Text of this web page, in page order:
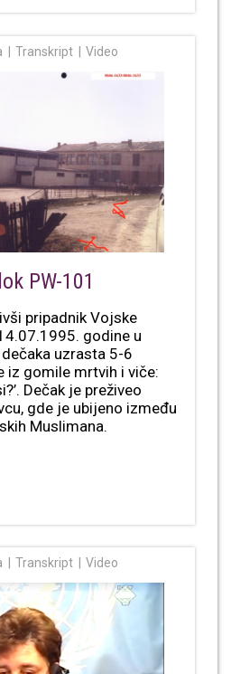
Transkript Video
PW-101
pripadnik Vojske
godine u
uzrasta 5-6
iz gomile mrtvih i viče:
Dečak je preživeo
gde je ubijeno između
Muslimana.
Transkript Video